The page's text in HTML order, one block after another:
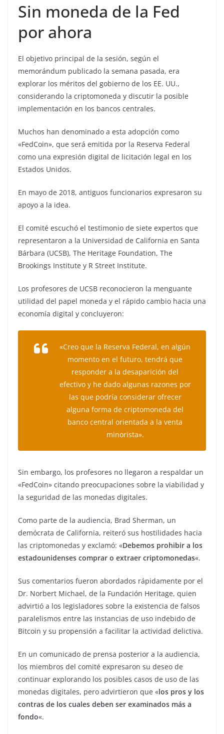
Sin moneda de la Fed
por ahora
El objetivo principal de la sesión, según el
memorándum publicado la semana pasada, era
explorar los méritos del gobierno de los EE. UU.,
considerando la criptomoneda y discutir la posible
implementación en los bancos centrales.
Muchos han denominado a esta adopción como
«FedCoin», que será emitida por la Reserva Federal
como una expresión digital de licitación legal en los
Estados Unidos.
En mayo de 2018, antiguos funcionarios expresaron su
apoyo a la idea.
El comité escuchó el testimonio de siete expertos que
representaron a la Universidad de California en Santa
Bárbara (UCSB), The Heritage Foundation, The
Brookings Institute y R Street Institute.
Los profesores de UCSB reconocieron la menguante
utilidad del papel moneda y el rápido cambio hacia una
economía digital y concluyeron:
«Creo que la Reserva Federal, en algún
momento en el futuro, tendrá que
responder a la desaparición del
efectivo y he dado algunas razones por
las que podría considerar ofrecer
alguna forma de criptomoneda del
banco central orientada a la venta
minorista».
Sin embargo, los profesores no llegaron a respaldar un
«FedCoin» citando preocupaciones sobre la viabilidad y
la seguridad de las monedas digitales.
Como parte de la audiencia, Brad Sherman, un
demócrata de California, reiteró sus hostilidades hacia
las criptomonedas y exclamó: «Debemos prohibir a los
estadounidenses comprar o extraer criptomonedas«.
Sus comentarios fueron abordados rápidamente por el
Dr. Norbert Michael, de la Fundación Heritage, quien
advirtió a los legisladores sobre la existencia de falsos
paralelismos entre las instancias de uso indebido de
Bitcoin y su propensión a facilitar la actividad delictiva.
En un comunicado de prensa posterior a la audiencia,
los miembros del comité expresaron su deseo de
continuar explorando los posibles casos de uso de las
monedas digitales, pero advirtieron que «los pros y los
contras de los cuales deben ser examinados más a
fondo«.